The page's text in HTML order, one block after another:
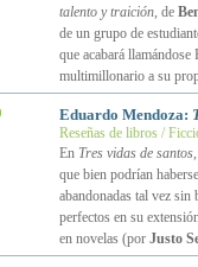
talento y traición, de
de un grupo de
que acabará
multimillonario a su
Eduardo Mendoza:
Reseñas de libros /
En Tres vidas de santos
que bien podrían
abandonadas tal vez
perfectos en su
en novelas (por Justo